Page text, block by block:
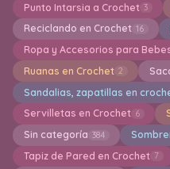
Punto Intarsia a Crochet 3
Reciclando en Crochet 16
Ropa y Accesorios para
Ruanas en Crochet 2
Sandalias, zapatillas en
Servilletas en Crochet 6
Sin categoría 384
Tapiz de Pared en Crochet 7